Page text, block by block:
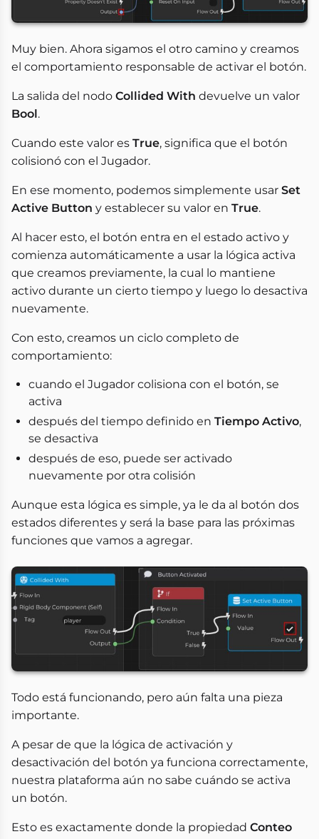
Muy bien. Ahora sigamos el otro camino y creamos
el comportamiento responsable de activar el botón.
La salida del nodo Collided With devuelve un valor
Bool.
Cuando este valor es True, significa que el botón
colisionó con el Jugador.
En ese momento, podemos simplemente usar Set
Active Button y establecer su valor en True.
Al hacer esto, el botón entra en el estado activo y
comienza automáticamente a usar la lógica activa
que creamos previamente, la cual lo mantiene
activo durante un cierto tiempo y luego lo desactiva
nuevamente.
Con esto, creamos un ciclo completo de
comportamiento:
cuando el Jugador colisiona con el botón, se
activa
después del tiempo definido en Tiempo Activo,
se desactiva
después de eso, puede ser activado
nuevamente por otra colisión
Aunque esta lógica es simple, ya le da al botón dos
estados diferentes y será la base para las próximas
funciones que vamos a agregar.
Todo está funcionando, pero aún falta una pieza
importante.
A pesar de que la lógica de activación y
desactivación del botón ya funciona correctamente,
nuestra plataforma aún no sabe cuándo se activa
un botón.
Esto es exactamente donde la propiedad Conteo